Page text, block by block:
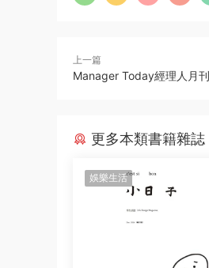
上一篇
Manager Today經理人月
更多本類書籍雜誌
娛樂生活